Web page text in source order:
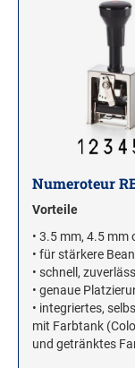
Schnecken
Stampendous
Textstempel
Tiere Motivstempel
Trauer Motivstempel
Clearsnap
Tsukineko
STEMPLINO
Ministempel
Ministempel Kleine
Ministempel
Numeroteur
Vorteile
• 3.5 mm, 4.5 mm
• für stärkere
• schnell,
• genaue
• integriertes,
mit Farbtank
und getränktes